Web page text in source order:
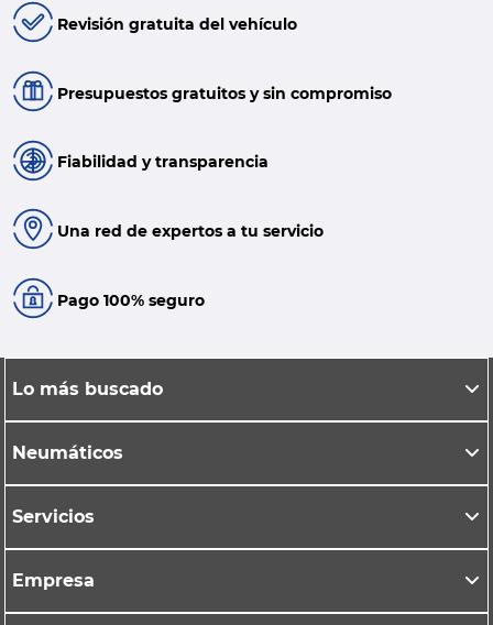
Revisión gratuita del vehículo
Presupuestos gratuitos y sin compromiso
Fiabilidad y transparencia
Una red de expertos a tu servicio
Pago 100% seguro
Lo más buscado
Neumáticos
Servicios
Empresa